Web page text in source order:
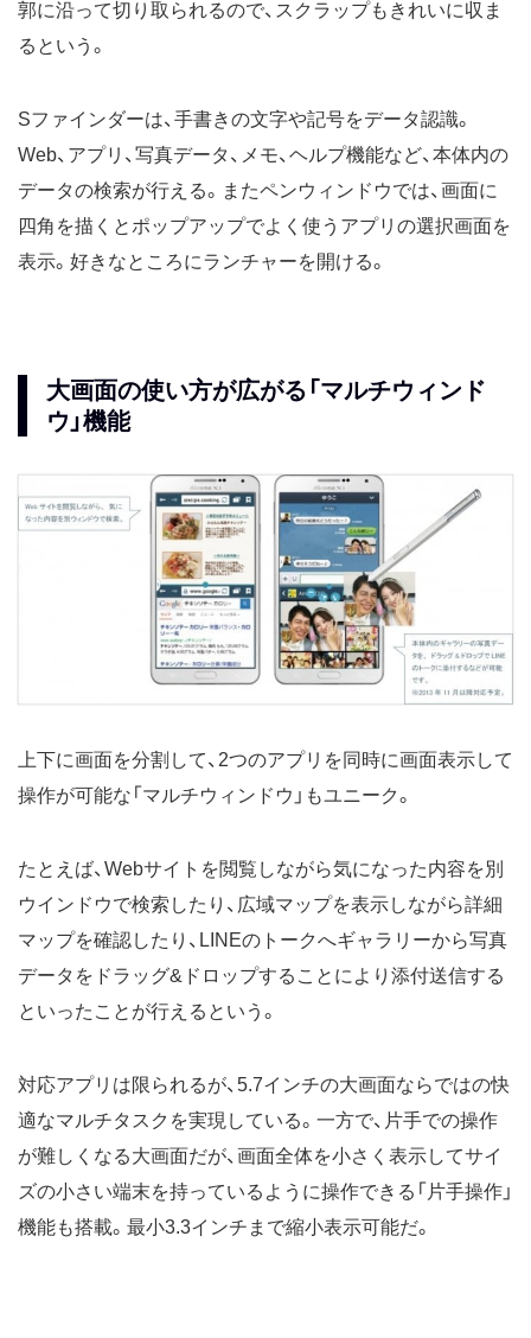
郭に沿って切り取られるので、スクラップもきれいに収ま
るという。
Sファインダーは、手書きの文字や記号をデータ認識。
Web、アプリ、写真データ、メモ、ヘルプ機能など、本体内の
データの検索が行える。またペンウィンドウでは、画面に
四角を描くとポップアップでよく使うアプリの選択画面を
表示。好きなところにランチャーを開ける。
大画面の使い方が広がる「マルチウィンド
ウ」機能
上下に画面を分割して、2つのアプリを同時に画面表示して
操作が可能な「マルチウィンドウ」もユニーク。
たとえば、Webサイトを閲覧しながら気になった内容を別
ウインドウで検索したり、広域マップを表示しながら詳細
マップを確認したり、LINEのトークへギャラリーから写真
データをドラッグ&ドロップすることにより添付送信する
といったことが行えるという。
対応アプリは限られるが、5.7インチの大画面ならではの快
適なマルチタスクを実現している。一方で、片手での操作
が難しくなる大画面だが、画面全体を小さく表示してサイ
ズの小さい端末を持っているように操作できる「片手操作」
機能も搭載。最小3.3インチまで縮小表示可能だ。